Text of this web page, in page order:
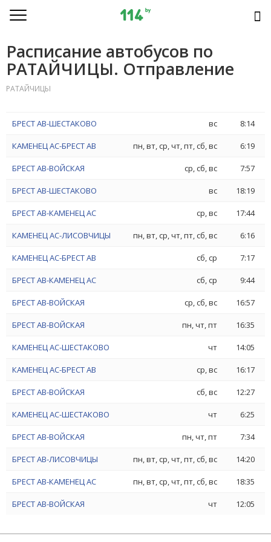
Расписание автобусов по
РАТАЙЧИЦЫ. Отправление
РАТАЙЧИЦЫ
БРЕСТ АВ-ШЕСТАКОВО вс 8:14
КАМЕНЕЦ АС-БРЕСТ АВ пн, вт, ср, чт, пт, сб, вс 6:19
БРЕСТ АВ-ВОЙСКАЯ ср, сб, вс 7:57
БРЕСТ АВ-ШЕСТАКОВО вс 18:19
БРЕСТ АВ-КАМЕНЕЦ АС ср, вс 17:44
КАМЕНЕЦ АС-ЛИСОВЧИЦЫ пн, вт, ср, чт, пт, сб, вс 6:16
КАМЕНЕЦ АС-БРЕСТ АВ сб, ср 7:17
БРЕСТ АВ-КАМЕНЕЦ АС сб, ср 9:44
БРЕСТ АВ-ВОЙСКАЯ ср, сб, вс 16:57
БРЕСТ АВ-ВОЙСКАЯ пн, чт, пт 16:35
КАМЕНЕЦ АС-ШЕСТАКОВО чт 14:05
КАМЕНЕЦ АС-БРЕСТ АВ ср, вс 16:17
БРЕСТ АВ-ВОЙСКАЯ сб, вс 12:27
КАМЕНЕЦ АС-ШЕСТАКОВО чт 6:25
БРЕСТ АВ-ВОЙСКАЯ пн, чт, пт 7:34
БРЕСТ АВ-ЛИСОВЧИЦЫ пн, вт, ср, чт, пт, сб, вс 14:20
БРЕСТ АВ-КАМЕНЕЦ АС пн, вт, ср, чт, пт, сб, вс 18:35
БРЕСТ АВ-ВОЙСКАЯ чт 12:05